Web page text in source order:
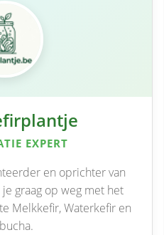
EXPERT
en oprichter van
graag op weg met het
Melkkefir, Waterkefir en